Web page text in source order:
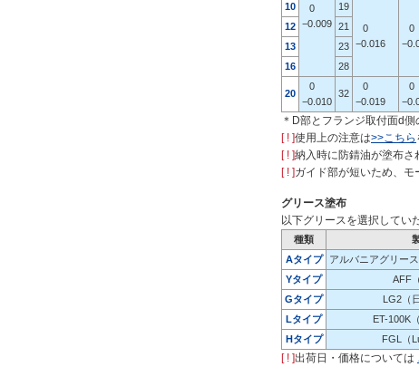
0
−0.009
10
19
0
−0.016
0
12
21
13
23
16
28
20
0
−0.010
32
0
−0.019
0
＊D部とフランジ取付面d側
[ ! ]使用上の注意は>>こちら
[ ! ]納入時に防錆油が塗布さ
[ ! ]ガイド部が短いため、モ
グリース塗布
以下グリースを選択してい
種類
Aタイプ
アルバニアグリー
Yタイプ
AFF
Gタイプ
LG2（
Lタイプ
ET-100K
Hタイプ
FGL（
[ ! ]出荷日・価格については